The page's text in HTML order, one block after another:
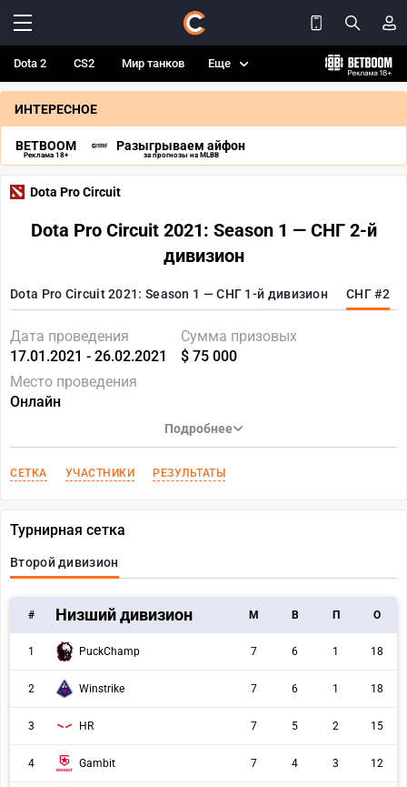
Dota 2 CS2 Мир танков Еще
ИНТЕРЕСНОЕ
BETBOOM
Реклама 18+
Разыгрываем айфон
за прогнозы на MLBB
Dota Pro Circuit
Dota Pro Circuit 2021: Season 1 — СНГ 2-й
дивизион
Dota Pro Circuit 2021: Season 1 — СНГ 1-й дивизион СНГ #2
Дата проведения
17.01.2021 - 26.02.2021
Сумма призовых
$ 75 000
Место проведения
Онлайн
Подробнее
СЕТКА УЧАСТНИКИ РЕЗУЛЬТАТЫ
Турнирная сетка
Второй дивизион
# Низший дивизион M В П О
1 PuckChamp 7 6 1 18
2 Winstrike 7 6 1 18
3 HR 7 5 2 15
4 Gambit 7 4 3 12